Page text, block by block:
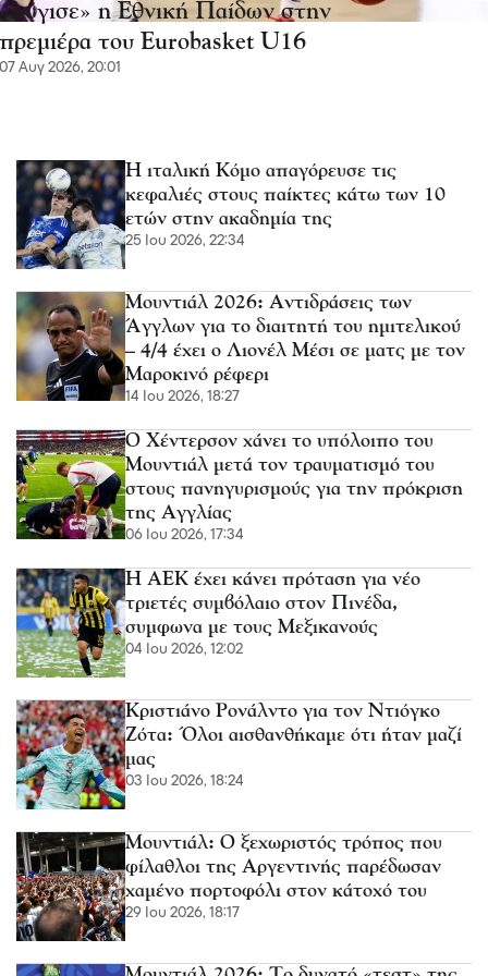
«λύγισε» η Εθνική Παίδων στην
πρεμιέρα του Eurobasket U16
07 Αυγ 2026, 20:01
Η ιταλική Κόμο απαγόρευσε τις
κεφαλιές στους παίκτες κάτω των 10
ετών στην ακαδημία της
25 Ιου 2026, 22:34
Μουντιάλ 2026: Αντιδράσεις των
Άγγλων για το διαιτητή του ημιτελικού
– 4/4 έχει ο Λιονέλ Μέσι σε ματς με τον
Μαροκινό ρέφερι
14 Ιου 2026, 18:27
Ο Χέντερσον χάνει το υπόλοιπο του
Μουντιάλ μετά τον τραυματισμό του
στους πανηγυρισμούς για την πρόκριση
της Αγγλίας
06 Ιου 2026, 17:34
Η ΑΕΚ έχει κάνει πρόταση για νέο
τριετές συμβόλαιο στον Πινέδα,
συμφωνα με τους Μεξικανούς
04 Ιου 2026, 12:02
Κριστιάνο Ρονάλντο για τον Ντιόγκο
Ζότα: Όλοι αισθανθήκαμε ότι ήταν μαζί
μας
03 Ιου 2026, 18:24
Μουντιάλ: Ο ξεχωριστός τρόπος που
φίλαθλοι της Αργεντινής παρέδωσαν
χαμένο πορτοφόλι στον κάτοχό του
29 Ιου 2026, 18:17